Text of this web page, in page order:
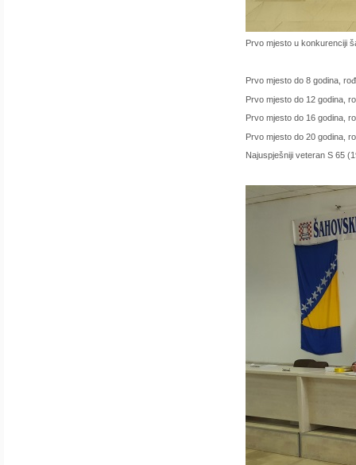
Prvo mjesto u konkurenciji
Prvo mjesto do 8 godina,
Prvo mjesto do 12 godina,
Prvo mjesto do 16 godina,
Prvo mjesto do 20 godina,
Najuspješniji veteran S 65